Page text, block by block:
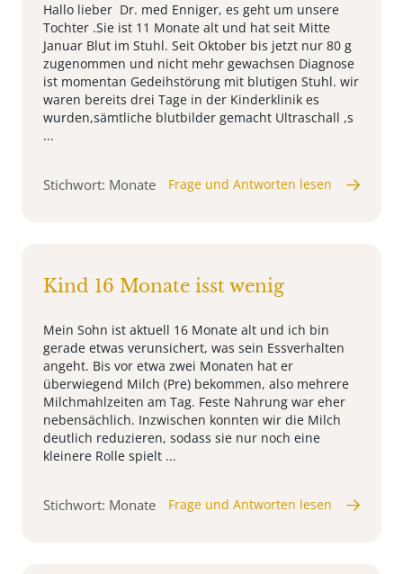
Hallo lieber Dr. med Enniger, es geht um unsere
Tochter .Sie ist 11 Monate alt und hat seit Mitte
Januar Blut im Stuhl. Seit Oktober bis jetzt nur 80 g
zugenommen und nicht mehr gewachsen Diagnose
ist momentan Gedeihstörung mit blutigen Stuhl. wir
waren bereits drei Tage in der Kinderklinik es
wurden,sämtliche blutbilder gemacht Ultraschall ,s
...
Stichwort: Monate Frage und Antworten lesen
Kind 16 Monate isst wenig
Mein Sohn ist aktuell 16 Monate alt und ich bin
gerade etwas verunsichert, was sein Essverhalten
angeht. Bis vor etwa zwei Monaten hat er
überwiegend Milch (Pre) bekommen, also mehrere
Milchmahlzeiten am Tag. Feste Nahrung war eher
nebensächlich. Inzwischen konnten wir die Milch
deutlich reduzieren, sodass sie nur noch eine
kleinere Rolle spielt ...
Stichwort: Monate Frage und Antworten lesen